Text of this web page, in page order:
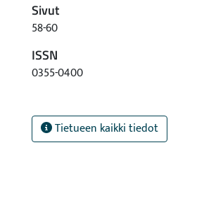
Sivut
58-60
ISSN
0355-0400
Tietueen kaikki tiedot